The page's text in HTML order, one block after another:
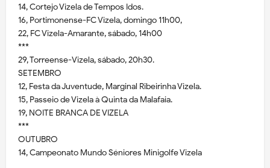
14, Cortejo Vizela de Tempos Idos.
16, Portimonense-FC Vizela, domingo 11h00,
22, FC Vizela-Amarante, sábado, 14h00
***
29, Torreense-Vizela, sábado, 20h30.
SETEMBRO
12, Festa da Juventude, Marginal Ribeirinha Vizela.
15, Passeio de Vizela à Quinta da Malafaia.
19, NOITE BRANCA DE VIZELA
***
OUTUBRO
14, Campeonato Mundo Séniores Minigolfe Vizela